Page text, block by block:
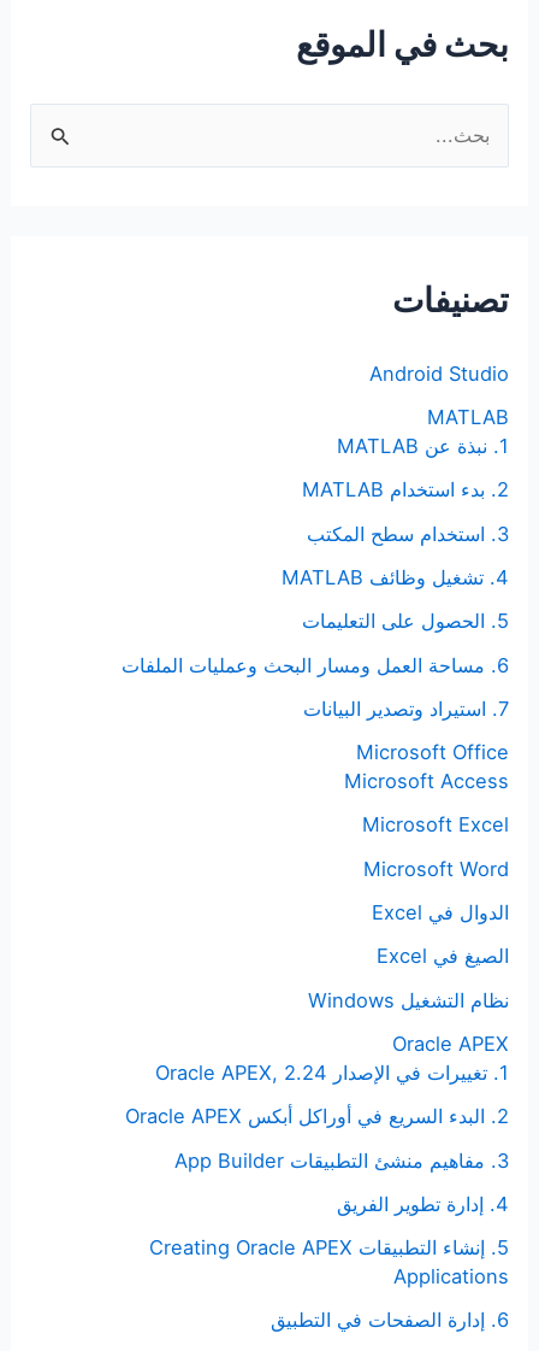
بحث في الموقع
ع
تصنيفات
Android Studio
MATLAB
1. نبذة عن MATLAB
2. بدء استخدام MATLAB
3. استخدام سطح المكتب
4. تشغيل وظائف MATLAB
5. الحصول على التعليمات
6. مساحة العمل ومسار البحث وعمليات الملفات
7. استيراد وتصدير البيانات
Microsoft Office
Microsoft Access
Microsoft Excel
Microsoft Word
الدوال في Excel
الصيغ في Excel
نظام التشغيل Windows
Oracle APEX
1. تغييرات في الإصدار Oracle APEX, 2.24
2. البدء السريع في أوراكل أبكس Oracle APEX
3. مفاهيم منشئ التطبيقات App Builder
4. إدارة تطوير الفريق
5. إنشاء التطبيقات Creating Oracle APEX
Applications
6. إدارة الصفحات في التطبيق